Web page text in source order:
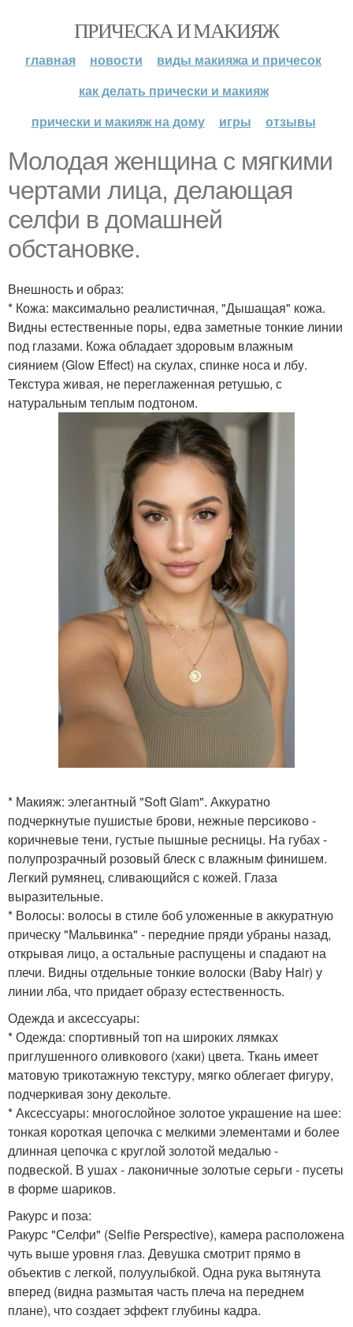
ПРИЧЕСКА И МАКИЯЖ
главная новости
виды макияжа и причесок
как делать прически и макияж
прически и макияж на дому
игры отзывы
Молодая женщина с мягкими
чертами лица, делающая
селфи в домашней
обстановке.
Внешность и образ:
* Кожа: максимально реалистичная, "Дышащая" кожа.
Видны естественные поры, едва заметные тонкие линии
под глазами. Кожа обладает здоровым влажным
сиянием (Glow Effect) на скулах, спинке носа и лбу.
Текстура живая, не переглаженная ретушью, с
натуральным теплым подтоном.
* Макияж: элегантный "Soft Glam". Аккуратно
подчеркнутые пушистые брови, нежные персиково -
коричневые тени, густые пышные ресницы. На губах -
полупрозрачный розовый блеск с влажным финишем.
Легкий румянец, сливающийся с кожей. Глаза
выразительные.
* Волосы: волосы в стиле боб уложенные в аккуратную
прическу "Мальвинка" - передние пряди убраны назад,
открывая лицо, а остальные распущены и спадают на
плечи. Видны отдельные тонкие волоски (Baby Hair) у
линии лба, что придает образу естественность.
Одежда и аксессуары:
* Одежда: спортивный топ на широких лямках
приглушенного оливкового (хаки) цвета. Ткань имеет
матовую трикотажную текстуру, мягко облегает фигуру,
подчеркивая зону декольте.
* Аксессуары: многослойное золотое украшение на шее:
тонкая короткая цепочка с мелкими элементами и более
длинная цепочка с круглой золотой медалью -
подвеской. В ушах - лаконичные золотые серьги - пусеты
в форме шариков.
Ракурс и поза:
Ракурс "Селфи" (Selfie Perspective), камера расположена
чуть выше уровня глаз. Девушка смотрит прямо в
объектив с легкой, полуулыбкой. Одна рука вытянута
вперед (видна размытая часть плеча на переднем
плане), что создает эффект глубины кадра.